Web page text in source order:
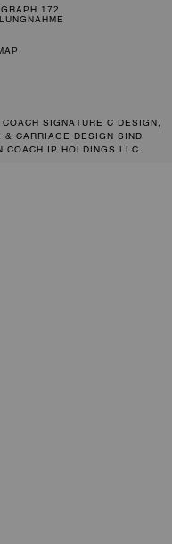
172
SIGNATURE C DESIGN,
& CARRIAGE DESIGN SIND
COACH IP HOLDINGS LLC.